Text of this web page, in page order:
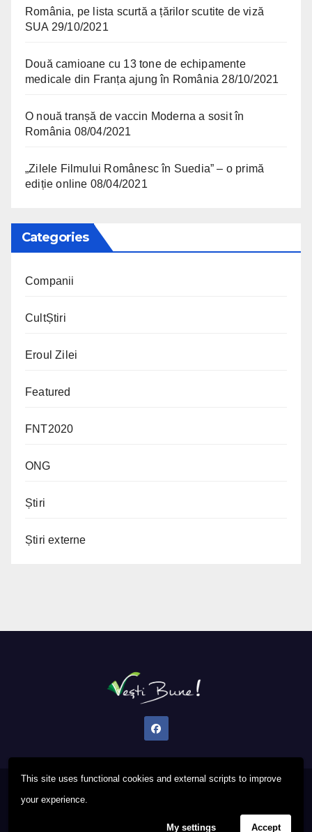
This site uses functional cookies and external scripts to improve
your experience.
My settings Accept
România, pe lista scurtă a țărilor scutite de viză
SUA 29/10/2021
Două camioane cu 13 tone de echipamente
medicale din Franța ajung în România 28/10/2021
O nouă tranșă de vaccin Moderna a sosit în
România 08/04/2021
„Zilele Filmului Românesc în Suedia” – o primă
ediție online 08/04/2021
Categories
Companii
CultȘtiri
Eroul Zilei
Featured
FNT2020
ONG
Știri
Știri externe
Proudly powered by WordPress
Privacy PolicyFAQ